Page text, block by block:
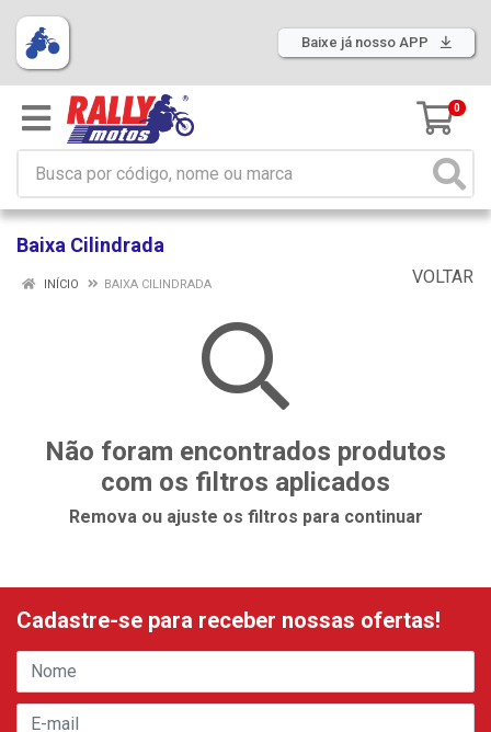
Baixe já nosso APP
0
Baixa Cilindrada
VOLTAR
INÍCIO BAIXA CILINDRADA
Não foram encontrados produtos
com os filtros aplicados
Remova ou ajuste os filtros para continuar
Cadastre-se para receber nossas ofertas!